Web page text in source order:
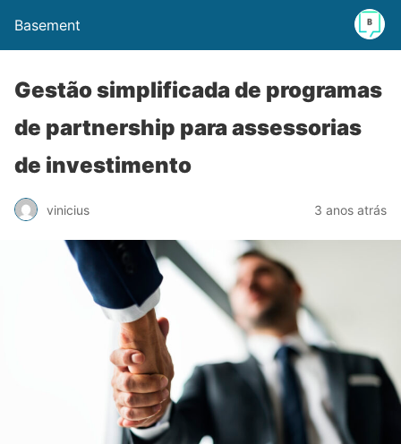
Basement
Gestão simplificada de programas
de partnership para assessorias
de investimento
vinicius 3 anos atrás